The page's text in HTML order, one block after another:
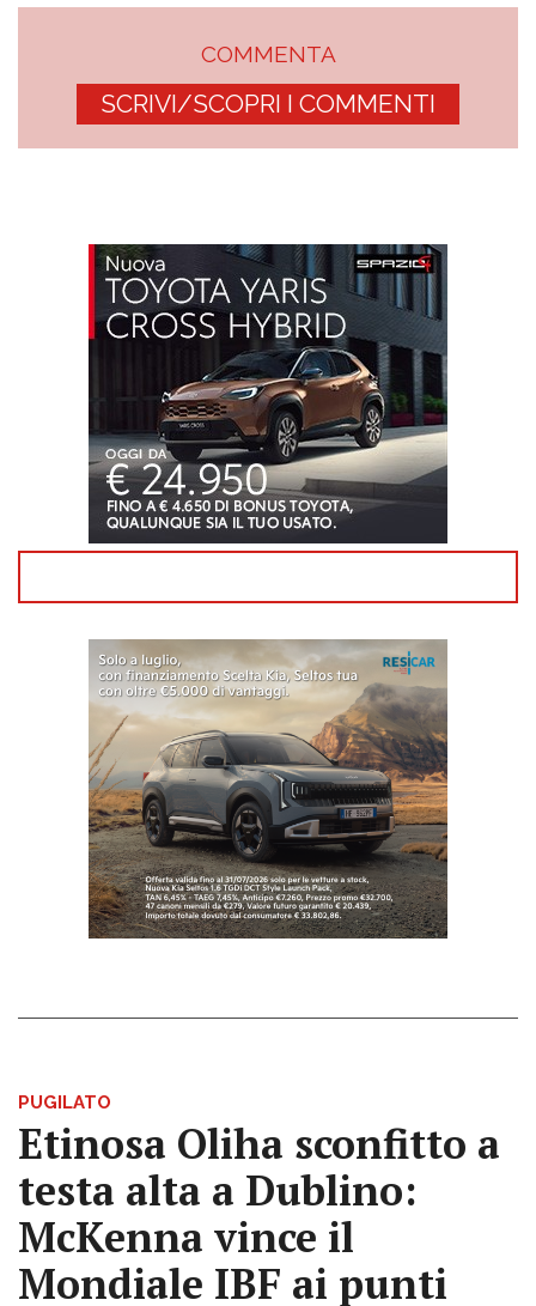
COMMENTA
SCRIVI/SCOPRI I COMMENTI
PUGILATO
Etinosa Oliha sconfitto a
testa alta a Dublino:
McKenna vince il
Mondiale IBF ai punti